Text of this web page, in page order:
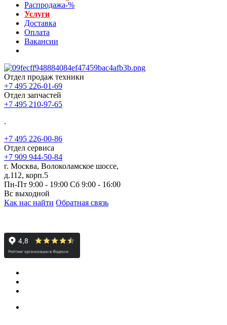
Распродажа-%
Услуги
Доставка
Оплата
Вакансии
Отдел продаж техники
+7 495 226-01-69
Отдел запчастей
+7 495 210-97-65
.
+7 495 226-00-86
Отдел сервиса
+7 909 944-50-84
г. Москва, Волоколамское шоссе,
д.112, корп.5
Пн-Пт 9:00 - 19:00 Сб 9:00 - 16:00
Вс выходной
Как нас найти Обратная связь